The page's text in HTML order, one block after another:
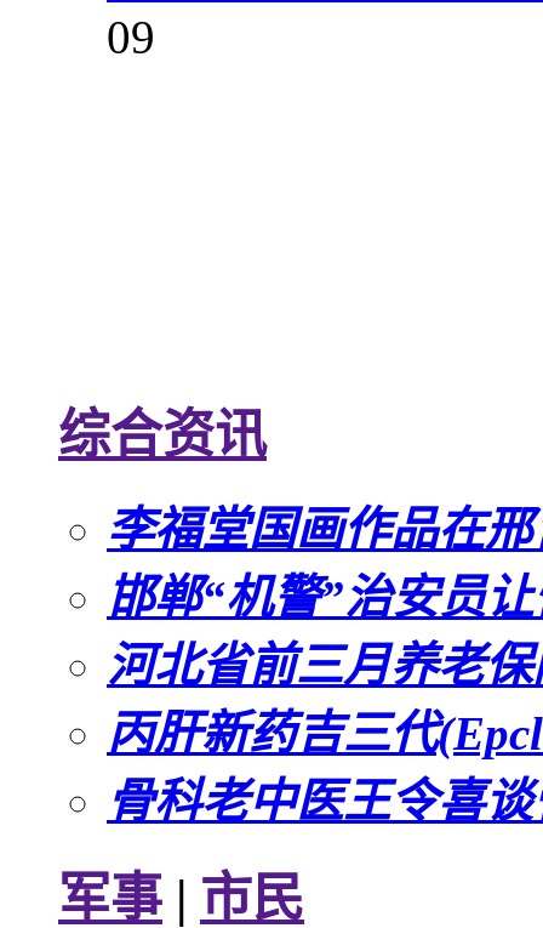
09
综合资讯
李福堂国画作品在
邯郸“机警”治安员
河北省前三月养老
丙肝新药吉三代
骨科老中医王令喜
军事 | 市民